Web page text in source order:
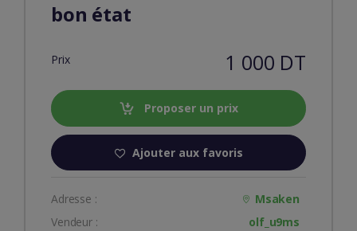
bon état
Prix 1 000 DT
Proposer un prix
Ajouter aux favoris
Adresse :
Msaken
Vendeur :
olf_u9ms